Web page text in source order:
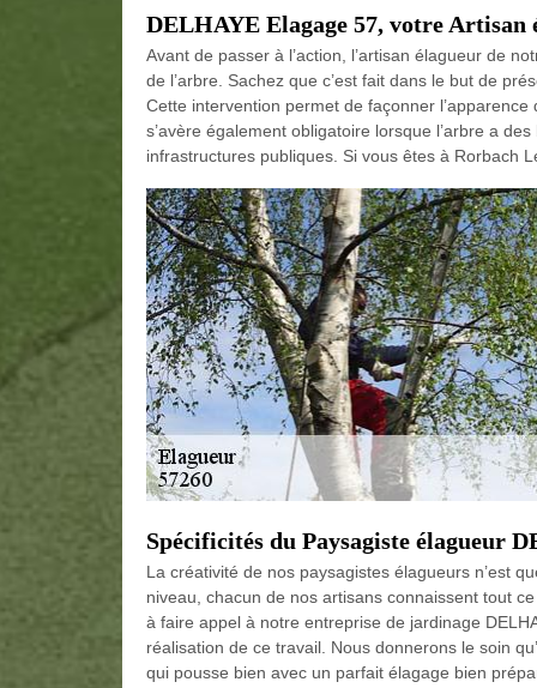
DELHAYE Elagage 57, votre Artisan
Avant de passer à l’action, l’artisan élagueur de
de l’arbre. Sachez que c’est fait dans le but de
Cette intervention permet de façonner
s’avère également obligatoire lorsque l’arbre a
infrastructures publiques. Si vous êtes à Rorbach
Spécificités du Paysagiste élagueur
La créativité de nos paysagistes élagueurs n’est
niveau, chacun de nos artisans connaissent tout
à faire appel à notre entreprise de jardinage
réalisation de ce travail. Nous donnerons le soin
qui pousse bien avec un parfait élagage bien